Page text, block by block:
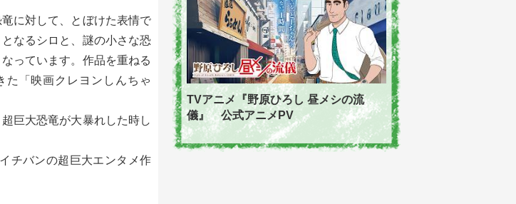
に対して、とぼけた表情で
なるシロと、謎の小さな恐
っています。作品を重ねる
た「映画クレヨンしんちゃ
巨大恐竜が大暴れした時し
チバンの超巨大エンタメ作
TVアニメ『野原ひろし 昼メシの流
儀』 公式アニメPV